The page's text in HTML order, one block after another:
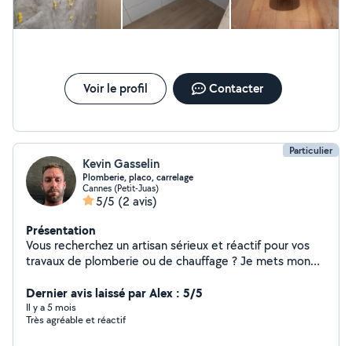
Voir le profil Contacter
Particulier
Kevin Gasselin
Plomberie, placo, carrelage
Cannes (Petit-Juas)
5/5 (2 avis)
Présentation
Vous recherchez un artisan sérieux et réactif pour vos
travaux de plomberie ou de chauffage ? Je mets mon
d'interventions, que vous soyez particulier ou
professionnel. Prestations proposées : Dépannage
plomberie : fuites, débouchage, remplacement de
Dernier avis laissé par Alex : 5/5
Il y a 5 mois
Très agréable et réactif